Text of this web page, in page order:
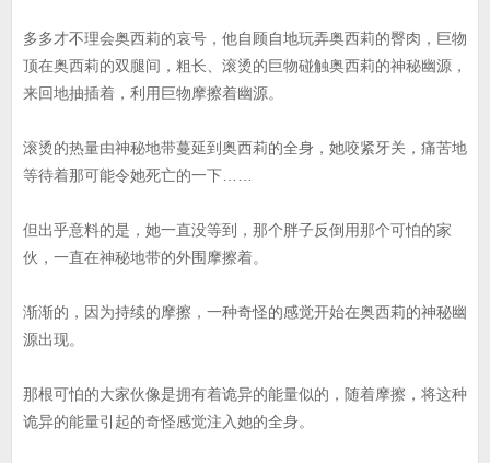
多多才不理会奥西莉的哀号，他自顾自地玩弄奥西莉的臀肉，巨物
顶在奥西莉的双腿间，粗长、滚烫的巨物碰触奥西莉的神秘幽源，
来回地抽插着，利用巨物摩擦着幽源。
滚烫的热量由神秘地带蔓延到奥西莉的全身，她咬紧牙关，痛苦地
等待着那可能令她死亡的一下……
但出乎意料的是，她一直没等到，那个胖子反倒用那个可怕的家
伙，一直在神秘地带的外围摩擦着。
渐渐的，因为持续的摩擦，一种奇怪的感觉开始在奥西莉的神秘幽
源出现。
那根可怕的大家伙像是拥有着诡异的能量似的，随着摩擦，将这种
诡异的能量引起的奇怪感觉注入她的全身。